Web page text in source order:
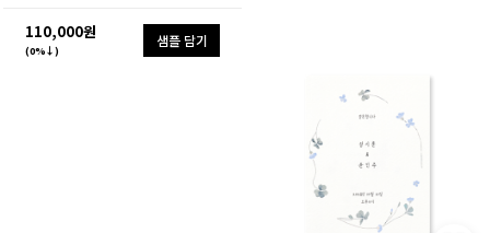
110,000원
(0%↓)
샘플 담기